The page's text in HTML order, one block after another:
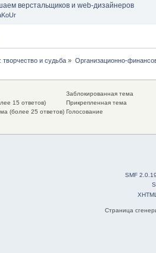
верстальщиков и web-дизайнеров
творчество и судьба » Организационно-
15 ответов)
(более 25 ответов)
Заблокированная тема
Прикрепленная тема
Голосование
SMF
Страница